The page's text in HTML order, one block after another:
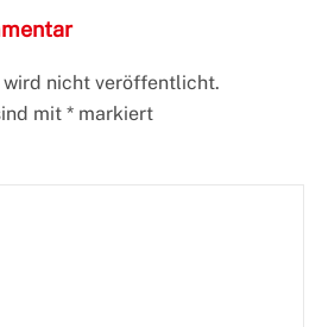
wird nicht veröffentlicht.
mit * markiert